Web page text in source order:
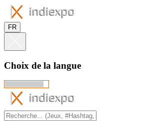
FR
Choix de la langue